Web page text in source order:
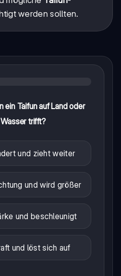
werden sollten.
ein Taifun auf Land oder
trifft?
und zieht weiter
und wird größer
und beschleunigt
und löst sich auf